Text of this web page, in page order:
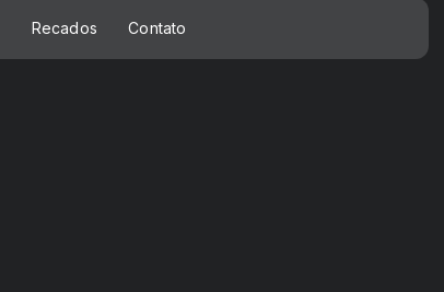
Recados Contato